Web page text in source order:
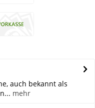
auch bekannt als
mehr